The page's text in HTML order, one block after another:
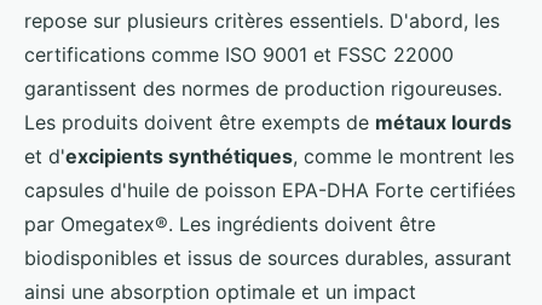
repose sur plusieurs critères essentiels. D'abord, les
certifications comme ISO 9001 et FSSC 22000
garantissent des normes de production rigoureuses.
Les produits doivent être exempts de métaux lourds
et d'excipients synthétiques, comme le montrent les
capsules d'huile de poisson EPA-DHA Forte certifiées
par Omegatex®. Les ingrédients doivent être
biodisponibles et issus de sources durables, assurant
ainsi une absorption optimale et un impact